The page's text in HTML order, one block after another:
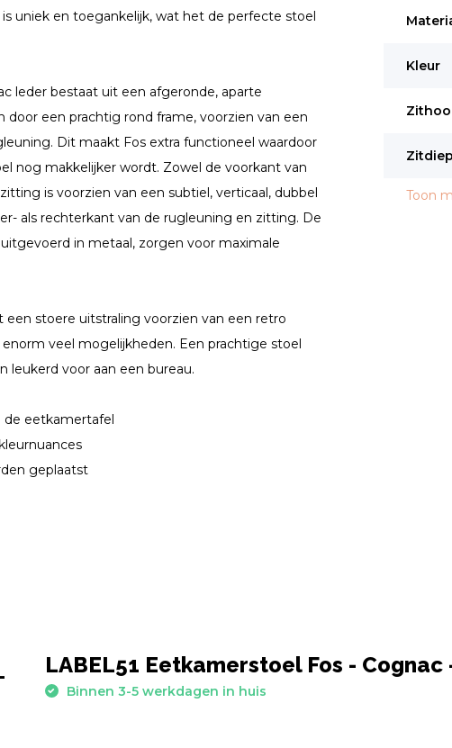
uniek en toegankelijk, wat het de perfecte stoel
leder bestaat uit een afgeronde, aparte
een prachtig rond frame, voorzien van een
Dit maakt Fos extra functioneel waardoor
nog makkelijker wordt. Zowel de voorkant van
is voorzien van een subtiel, verticaal, dubbel
als rechterkant van de rugleuning en zitting. De
in metaal, zorgen voor maximale
stoere uitstraling voorzien van een retro
veel mogelijkheden. Een prachtige stoel
leukerd voor aan een bureau.
de eetkamertafel
geplaatst
Kleur
Toon
LABEL51 Eetkamerstoel Fos - Cognac
Binnen 3-5 werkdagen in huis